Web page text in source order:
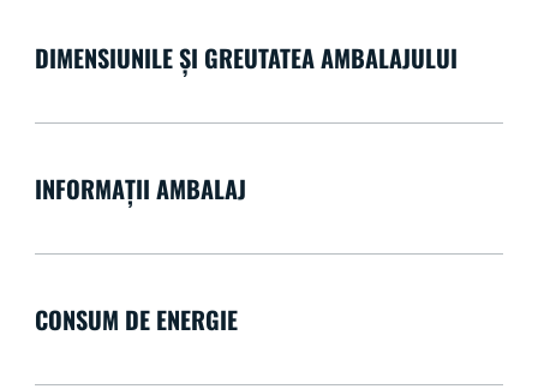
DIMENSIUNILE ȘI GREUTATEA AMBALAJULUI
INFORMAȚII AMBALAJ
CONSUM DE ENERGIE